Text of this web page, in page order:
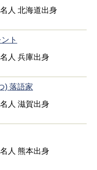
人 北海道出身
ト
人 兵庫出身
) 落語家
人 滋賀出身
人 熊本出身